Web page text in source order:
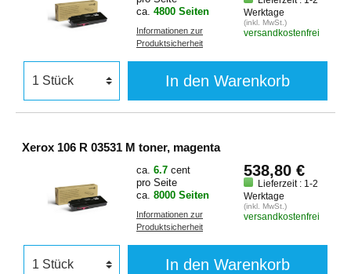
ca. 4800 Seiten
Informationen zur
Produktsicherheit
Werktage
(inkl. MwSt.)
versandkostenfrei
In den Warenkorb
Xerox 106 R 03531 M toner, magenta
ca. 6.7 cent
pro Seite
ca. 8000 Seiten
Informationen zur
Produktsicherheit
538,80 €
Lieferzeit : 1-2
Werktage
(inkl. MwSt.)
versandkostenfrei
In den Warenkorb